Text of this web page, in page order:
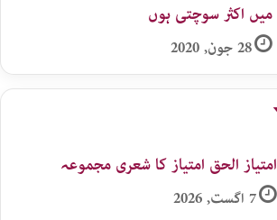
میں اکثر سوچتی ہوں
28 جون, 2020
امتیاز الحق امتیاز کا شعری مجموعہ
7 اگست, 2026